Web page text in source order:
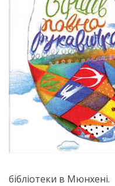
бібліотеки в Мюнхені.